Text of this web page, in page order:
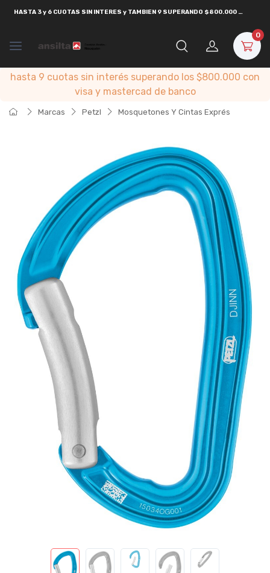
HASTA 3 y 6 CUOTAS SIN INTERES y TAMBIEN 9 SUPERANDO $800.000 CON
0
hasta 9 cuotas sin interés superando los $800.000 con
visa y mastercad de banco
Marcas Petzl Mosquetones Y Cintas Exprés